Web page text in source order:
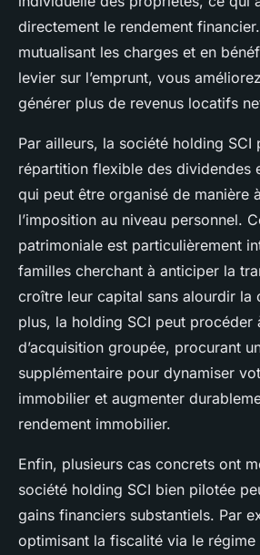
directement le rendement
mutualisant les charges et en
levier sur l’emprunt, vous
générer plus de revenus locatifs
Par ailleurs, la société holding SCI
répartition flexible des dividendes
qui peut être organisé de manière
l’imposition au niveau personnel.
patrimoniale est particulièrement
familles cherchant à anticiper la
croître leur capital sans alourdir la
plus, la holding SCI peut procéder
d’acquisition groupée, procurant
supplémentaire pour dynamiser
immobilier et augmenter
rendement immobilier.
Enfin, plusieurs cas concrets ont
société holding SCI bien pilotée
gains financiers substantiels. Par
optimisant la fiscalité via le régime